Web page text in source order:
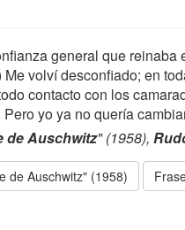
general que
volví desconfiado; en
contacto con los
yo ya no quería
de Auschwitz" (1958),
de Auschwitz" (1958)